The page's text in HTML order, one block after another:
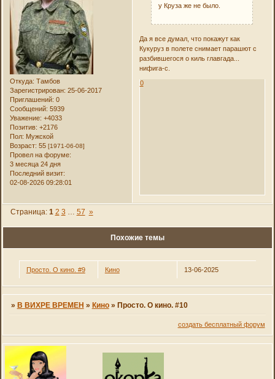
Откуда: Тамбов
Зарегистрирован: 25-06-2017
Приглашений: 0
Сообщений: 5939
Уважение: +4033
Позитив: +2176
Пол: Мужской
Возраст: 55[1971-06-08]
Провел на форуме:
3 месяца 24 дня
Последний визит:
02-08-2026 09:28:01
у Круза же не было.
Да я все думал, что покажут как
Кукуруз в полете снимает парашют с
разбившегося о киль главгада...
нифига-с.
0
Страница: 1 2 3 … 57 »
Похожие темы
Просто. О кино. #9 Кино 13-06-2025
» В ВИХРЕ ВРЕМЕН » Кино » Просто. О кино. #10
создать бесплатный форум